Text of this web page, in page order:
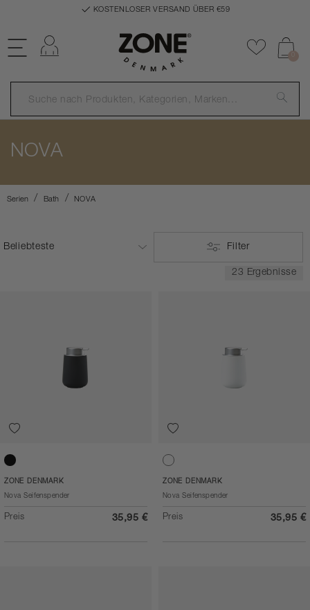
KOSTENLOSER VERSAND ÜBER €59
Zu
NOVA
Serien Bath NOVA
Filter
23 Ergebnisse
Black
ZONE DENMARK
Nova Seifenspender
Preis 35,95 €
White
ZONE DENMARK
Nova Seifenspender
Preis 35,95 €